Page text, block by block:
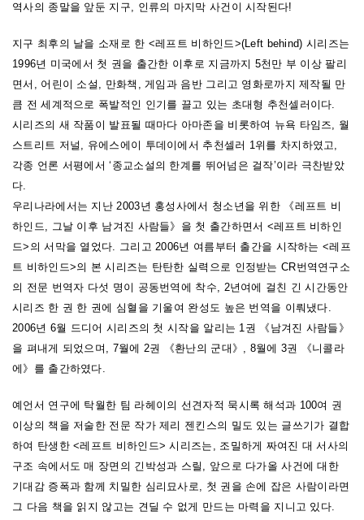
역사의 종말을 앞둔 지구, 인류의 마지막 사건이 시작된다!
지구 최후의 날을 소재로 한 <레프트 비하인드>(Left behind) 시리즈는
1996년 미국에서 첫 권을 출간한 이후로 지금까지 5천만 부 이상 팔리
면서, 어린이 소설, 만화책, 게임과 음반 그리고 영화로까지 제작될 만
큼 전 세계적으로 폭발적인 인기를 끌고 있는 초대형 추천셀러이다.
시리즈의 새 작품이 발표될 때마다 아마존을 비롯하여 뉴욕 타임즈, 월
스트리트 저널, 유에스에이 투데이에서 추천셀러 1위를 차지하였고,
각종 언론 서평에서 ‘종교소설의 한계를 뛰어넘은 걸작’이라 극찬받았
다.
우리나라에서는 지난 2003년 홍성사에서 청소년을 위한 《레프트 비
하인드, 그날 이후 남겨진 사람들》을 첫 출간하면서 <레프트 비하인
드>의 서막을 열었다. 그리고 2006년 여름부터 출간을 시작하는 <레프
트 비하인드>의 본 시리즈는 탄탄한 실력으로 인정받는 CR번역연구소
의 전문 번역자 다섯 명이 공동번역에 착수, 2년여에 걸친 긴 시간동안
시리즈 한 권 한 권에 심혈을 기울여 완성도 높은 번역을 이뤄냈다.
2006년 6월 드디어 시리즈의 첫 시작을 알리는 1권 《남겨진 사람들》
을 펴내게 되었으며, 7월에 2권 《환난의 군대》, 8월에 3권 《니콜라
에》를 출간하였다.
예언서 연구에 탁월한 팀 라헤이의 선견자적 묵시록 해석과 100여 권
이상의 책을 저술한 전문 작가 제리 젠킨스의 밀도 있는 글쓰기가 결합
하여 탄생한 <레프트 비하인드> 시리즈는, 조밀하게 짜여진 대 서사의
구조 속에서도 매 장면의 긴박성과 스릴, 앞으로 다가올 사건에 대한
기대감 증폭과 함께 치밀한 심리묘사로, 첫 권을 손에 잡은 사람이라면
그 다음 책을 읽지 않고는 견딜 수 없게 만드는 마력을 지니고 있다.
된다.”
“이 책은 더 이상 부모 세대가 읽던 지루한 기독교 소설이 아니다”
“실제인 듯 착각을 일으키는 생생한 인물들과 사건에 대한 궁금증 증
폭으로 독자들을 매혹시키는 줄거리”
“이 소설은 휴거 사건 이후, 지구상에 남겨진 사람들이 적그리스도와
싸우며 겪게 되는 일들을 독자들에게 아주 선명하고도 자세하게 보여
준다. 시카고를 떠나 헤스로우로 향하는 보잉747 비행기 안에서 탑승
객들 중 절반가량의 사람들이 겉옷과 결혼반지, 치아 보철 등을 고스란
만 남긴 채 사라진 아내들을 찾느라고 정신을 잃어버린다. 시리즈의 나
머지 책에서는 환난 시대에 구원을 얻기 위해 몸부림치는 남겨진 사람
들의 고통을 다루고 있다.” -2002년 7월 1일자 타임Time 지 기사 중에